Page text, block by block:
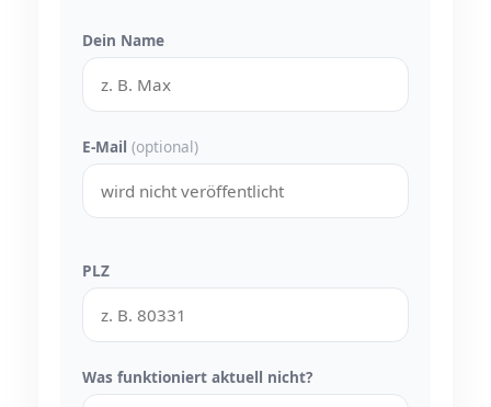
Dein Name
E-Mail (optional)
PLZ
Was funktioniert aktuell nicht?